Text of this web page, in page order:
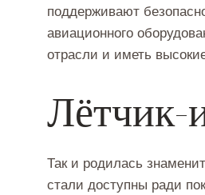
поддерживают
авиационного
отрасли и иметь
Лётчик-
Так и родилась
стали доступны ради